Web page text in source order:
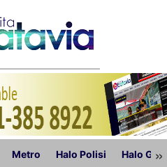
Metro Halo Polisi Halo »